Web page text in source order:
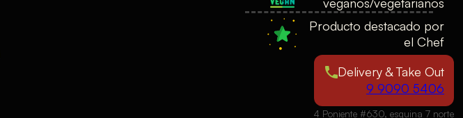
Producto destacado por
el Chef
Delivery & Take Out
9 9090 5406
4 Poniente #630, esquina 7 norte